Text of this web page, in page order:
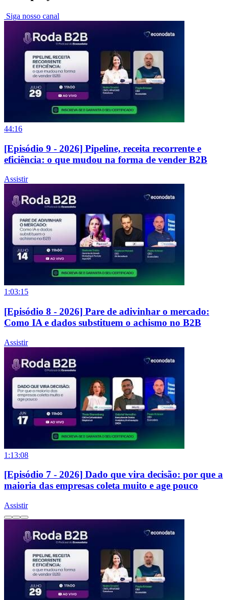
Siga nosso canal
44:16
[Episódio 9 - 2026] Pipeline, receita recorrente e
eficiência: o que mudou na forma de vender B2B
Assistir
1:03:15
[Episódio 8 - 2026] Pare de adivinhar o mercado:
Como IA e dados substituem o achismo no B2B
Assistir
1:13:08
[Episódio 7 - 2026] Dado que vira decisão: por que a
maioria das empresas coleta muito e age pouco
Assistir